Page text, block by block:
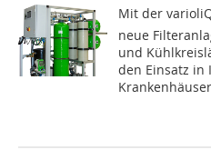
Mit der
neue
und
den Einsatz in